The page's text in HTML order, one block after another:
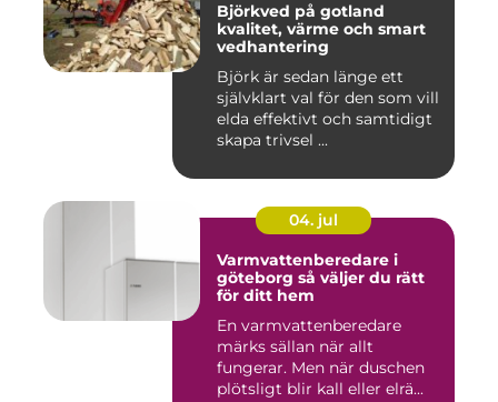
Björkved på gotland
kvalitet, värme och smart
vedhantering
Björk är sedan länge ett
självklart val för den som vill
elda effektivt och samtidigt
skapa trivsel ...
04. jul
Varmvattenberedare i
göteborg så väljer du rätt
för ditt hem
En varmvattenberedare
märks sällan när allt
fungerar. Men när duschen
plötsligt blir kall eller elrä...